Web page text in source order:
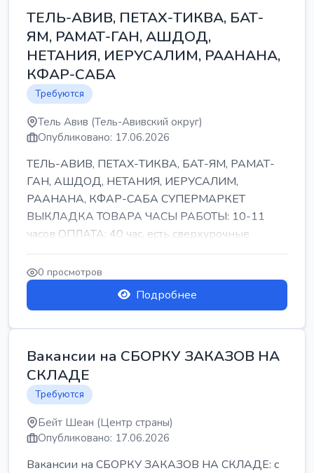
ТЕЛЬ-АВИВ, ПЕТАХ-ТИКВА, БАТ-
ЯМ, РАМАТ-ГАН, АШДОД,
НЕТАНИЯ, ИЕРУСАЛИМ, РААНАНА,
КФАР-САБА
Требуются
Тель Авив (Тель-Авивский округ)
Опубликовано: 17.06.2026
ТЕЛЬ-АВИВ, ПЕТАХ-ТИКВА, БАТ-ЯМ, РАМАТ-
ГАН, АШДОД, НЕТАНИЯ, ИЕРУСАЛИМ,
РААНАНА, КФАР-САБА СУПЕРМАРКЕТ
ВЫКЛАДКА ТОВАРА ЧАСЫ РАБОТЫ: 10-11
часов ОПЛАТА: 40 час, есть сверхурочные
ПИТАНИЕ ЕСТЬ Для синих б...
0 просмотров
Подробнее
Вакансии на СБОРКУ ЗАКАЗОВ НА
СКЛАДЕ
Требуются
Бейт Шеан (Центр страны)
Опубликовано: 17.06.2026
Вакансии на СБОРКУ ЗАКАЗОВ НА СКЛАДЕ: с